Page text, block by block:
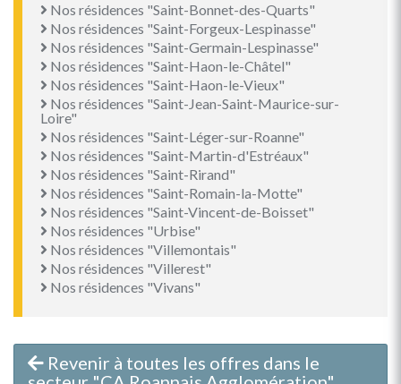
Nos résidences "Saint-Bonnet-des-Quarts"
Nos résidences "Saint-Forgeux-Lespinasse"
Nos résidences "Saint-Germain-Lespinasse"
Nos résidences "Saint-Haon-le-Châtel"
Nos résidences "Saint-Haon-le-Vieux"
Nos résidences "Saint-Jean-Saint-Maurice-sur-
Loire"
Nos résidences "Saint-Léger-sur-Roanne"
Nos résidences "Saint-Martin-d'Estréaux"
Nos résidences "Saint-Rirand"
Nos résidences "Saint-Romain-la-Motte"
Nos résidences "Saint-Vincent-de-Boisset"
Nos résidences "Urbise"
Nos résidences "Villemontais"
Nos résidences "Villerest"
Nos résidences "Vivans"
Revenir à toutes les offres dans le